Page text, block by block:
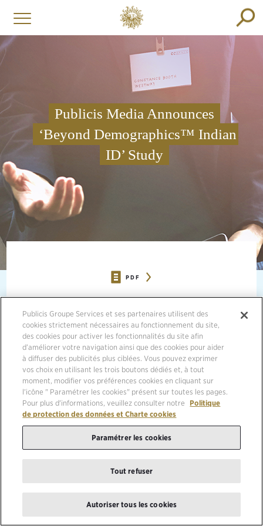
Publicis Media Announces
‘Beyond Demographics™ Indian
ID’ Study
PDF
UNTAPPED ASIAN INDIAN COMMUNITY TWICE AS LIKELY
TO BE MILLENNIALS THAN GENERAL MARKET
COUNTERPARTS
Publicis Media announced today the release of its “Beyond
Demographics™ Indian ID” study designed to equip advertisers with
a deeper understanding of Indian American consumers in the United
States—an audience that is dynamic, growing and with untapped
potential.
“Beyond Demographics™” initiative, a series of studies created by
the agency’s multicultural capability to drive transformation and
Publicis Groupe Services et ses partenaires utilisent des
cookies strictement nécessaires au fonctionnement du site,
des cookies pour activer les fonctionnalités du site afin
d’améliorer votre navigation ainsi que des cookies pour aider
à diffuser des publicités plus ciblées. Vous pouvez exprimer
vos choix en utilisant les trois boutons dédiés et, à tout
moment, modifier vos préférences cookies en cliquant sur
l'icône " Paramétrer les cookies" présent sur toutes les pages.
Pour plus d'informations, veuillez consulter notre
Politique
de protection des données et Charte cookies
Paramétrer les cookies
Tout refuser
Autoriser tous les cookies